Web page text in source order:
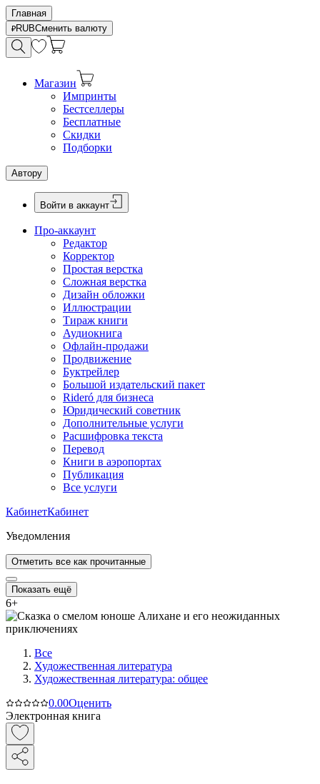
Главная
RUBСменить валюту
Магазин
Импринты
Бестселлеры
Бесплатные
Скидки
Подборки
Автору
Войти в аккаунт
Про-аккаунт
Редактор
Корректор
Простая верстка
Сложная верстка
Дизайн обложки
Иллюстрации
Тираж книги
Аудиокнига
Офлайн-продажи
Продвижение
Буктрейлер
Большой издательский пакет
Rideró для бизнеса
Юридический советник
Дополнительные услуги
Расшифровка текста
Перевод
Книги в аэропортах
Публикация
Все услуги
КабинетКабинет
Уведомления
Отметить все как прочитанные
Показать ещё
6+
Все
Художественная литература
Художественная литература: общее
0.00Оценить
Электронная книга